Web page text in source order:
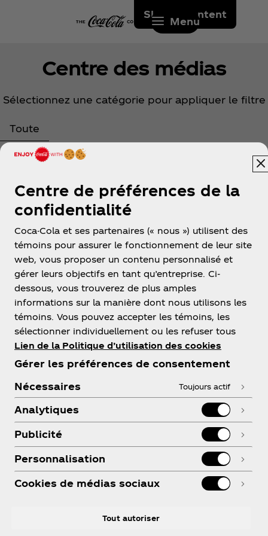
Skip to content
Menu
Centre des médias
Sélectionnez une catégorie pour appliquer le filtre
Toute
Algérie
À PROPOS DE NOUS
Conditions d'utilisation
Avis de confidentialité des consommateurs
Paramètres des cookies
Centre de préférences de la
confidentialité
Coca-Cola et ses partenaires (« nous ») utilisent des
témoins pour assurer le fonctionnement de leur site
web, vous proposer un contenu personnalisé et
gérer leurs objectifs en tant qu’entreprise. Ci-
dessous, vous trouverez de plus amples
informations sur la manière dont nous utilisons les
témoins. Vous pouvez accepter les témoins, les
sélectionner individuellement ou les refuser tous
Lien de la Politique d’utilisation des cookies
Gérer les préférences de consentement
Nécessaires
Toujours actif
Analytiques
Publicité
Personnalisation
Cookies de médias sociaux
Tout autoriser